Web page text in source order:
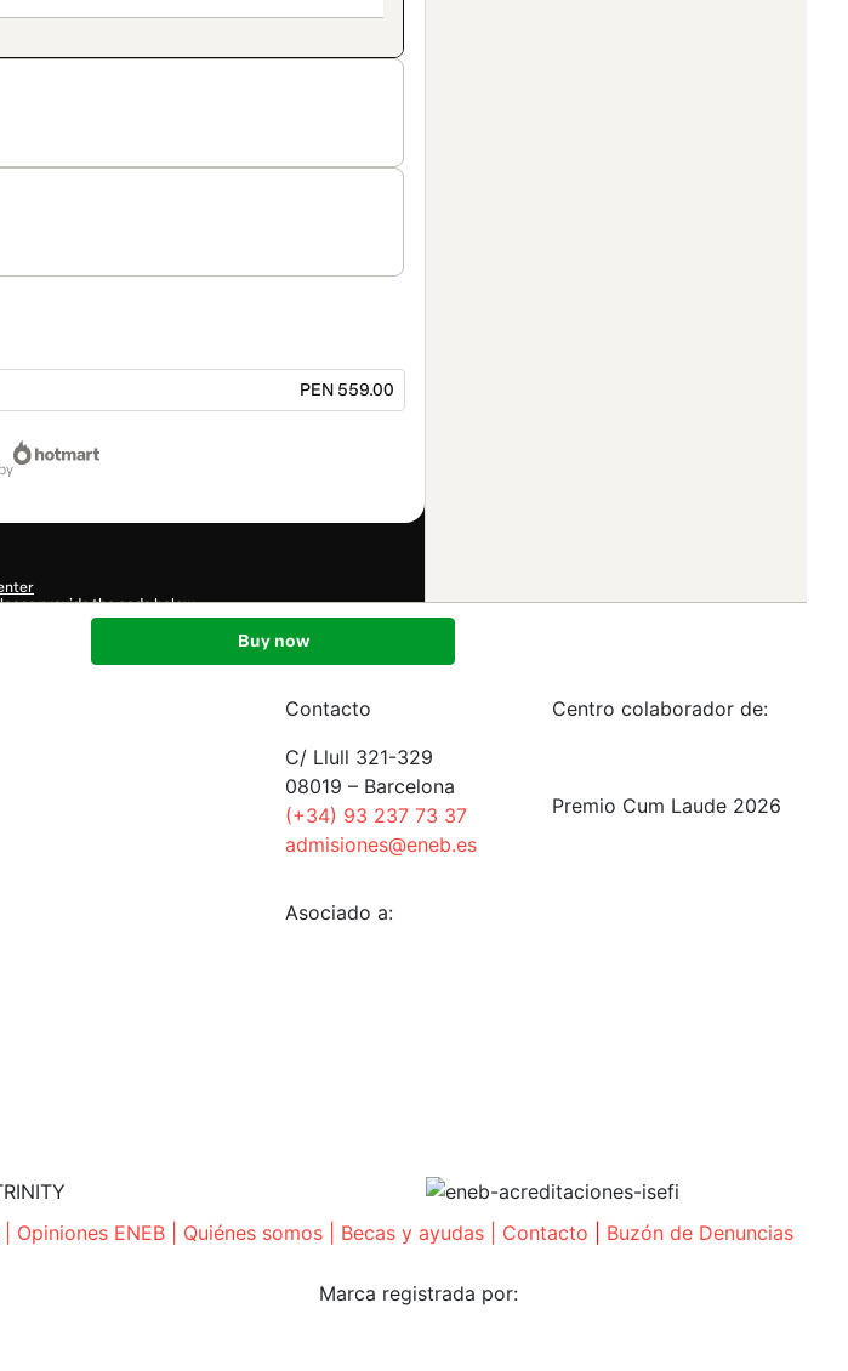
Contacto
C/ Llull 321-329
08019 – Barcelona
(+34) 93 237 73 37
admisiones@eneb.es
Asociado a:
Centro colaborador de:
Premio Cum Laude 2026
Opiniones ENEB Quiénes somos Becas y ayudas Contacto Buzón de Denuncias
Marca registrada por: